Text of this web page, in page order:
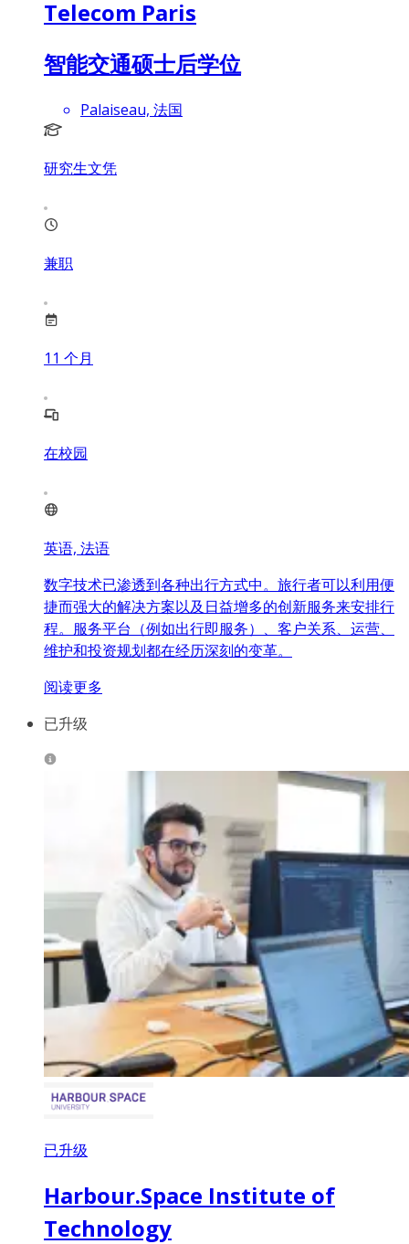
Telecom Paris
智能交通硕士后学位
Palaiseau, 法国
研究生文凭
兼职
11 个月
在校园
英语, 法语
数字技术已渗透到各种出行方式中。旅行者可以利用便
捷而强大的解决方案以及日益增多的创新服务来安排行
程。服务平台（例如出行即服务）、客户关系、运营、
维护和投资规划都在经历深刻的变革。
阅读更多
已升级
已升级
Harbour.Space Institute of
Technology